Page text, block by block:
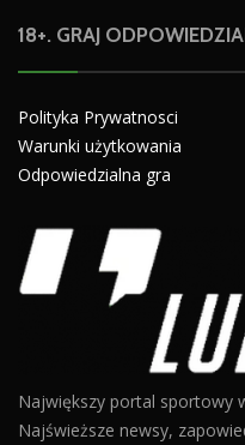
18+. GRAJ
Polityka Prywatnosci
Warunki użytkowania
Odpowiedzialna gra
Największy portal sportowy
Najświeższe newsy,